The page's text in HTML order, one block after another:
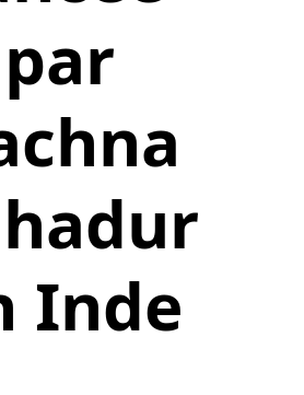
par
Inde